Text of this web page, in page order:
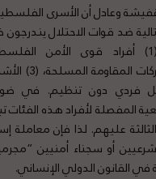
وعادل أن الأسرى
ضد قوات الاحتلال
المنتسبون
فردي دون تنظيم. في
المفصلة لأفراد هذه الفئات
عليهم. لذا فإن معاملة
أو سجناء أمنيين
في القانون الدولي الإنساني.